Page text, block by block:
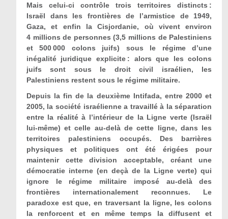
Mais celui-ci contrôle trois territoires distincts :
Israël dans les frontières de l’armistice de 1949,
Gaza, et enfin la Cisjordanie, où vivent environ
4 millions de personnes (3,5 millions de Palestiniens
et 500 000 colons juifs) sous le régime d’une
inégalité juridique explicite : alors que les colons
juifs sont sous le droit civil israélien, les
Palestiniens restent sous le régime militaire.
Depuis la fin de la deuxième Intifada, entre 2000 et
2005, la société israélienne a travaillé à la séparation
entre la réalité à l’intérieur de la Ligne verte (Israël
lui-même) et celle au-delà de cette ligne, dans les
territoires palestiniens occupés. Des barrières
physiques et politiques ont été érigées pour
maintenir cette division acceptable, créant une
démocratie interne (en deçà de la Ligne verte) qui
ignore le régime militaire imposé au-delà des
frontières internationalement reconnues. Le
paradoxe est que, en traversant la ligne, les colons
la renforcent et en même temps la diffusent et